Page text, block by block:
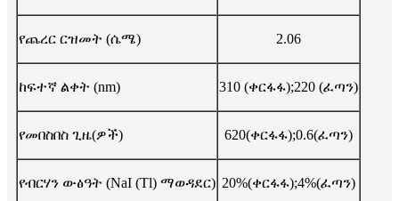
የጨረር ርዝመት (ሴሜ) 2.06
ከፍተኛ ልቀት (nm) 310 (ቀርፋፋ);220 (ፈጣን)
የመበስበስ ጊዜ(ዎች) 620(ቀርፋፋ);0.6(ፈጣን)
የብርሃን ውፅዓት (NaI (Tl) ማወዳደር) 20%(ቀርፋፋ);4%(ፈጣን)